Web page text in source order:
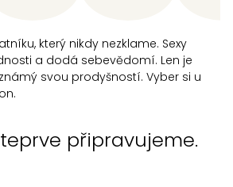
který nikdy nezklame. Sexy
a dodá sebevědomí. Len je
svou prodyšností. Vyber si u
připravujeme.